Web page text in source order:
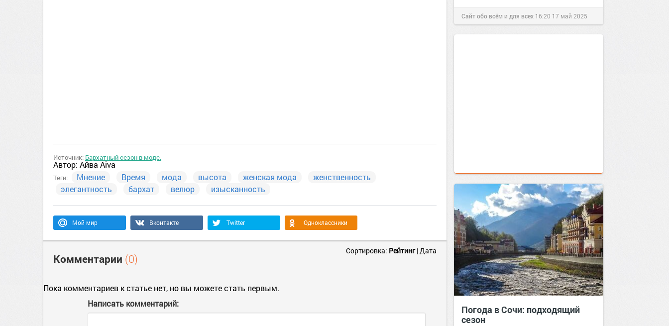
Источник: Бархатный сезон в моде.
Автор: Айва Aiva
Теги: Мнение Время мода высота женская мода
женственность
элегантность
бархат велюр изысканность
Мой мир Вконтакте Twitter Одноклассники
Комментарии (0)
Сортировка: Рейтинг|Дата
Пока комментариев к статье нет, но вы можете стать первым.
Написать комментарий:
Сайт обо всём и для всех 16:20 17 май 2025
Погода в Сочи: подходящий
сезон